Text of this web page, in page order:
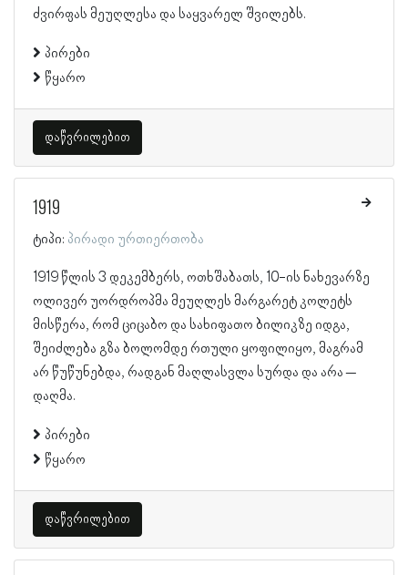
ძვირფას მეუღლესა და საყვარელ შვილებს.
პირები
წყარო
დაწვრილებით
1919
ტიპი: პირადი ურთიერთობა
1919 წლის 3 დეკემბერს, ოთხშაბათს, 10-ის ნახევარზე
ოლივერ უორდროპმა მეუღლეს მარგარეტ კოლეტს
მისწერა, რომ ციცაბო და სახიფათო ბილიკზე იდგა,
შეიძლება გზა ბოლომდე რთული ყოფილიყო, მაგრამ
არ წუწუნებდა, რადგან მაღლასვლა სურდა და არა –
დაღმა.
პირები
წყარო
დაწვრილებით